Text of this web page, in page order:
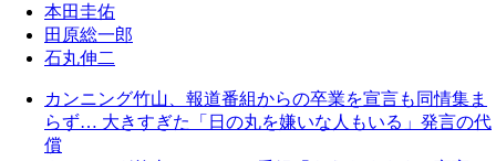
本田圭佑
田原総一郎
石丸伸二
カンニング竹山、報道番組からの卒業を宣言も同情集ま
らず… 大きすぎた「日の丸を嫌いな人もいる」発言の代
償